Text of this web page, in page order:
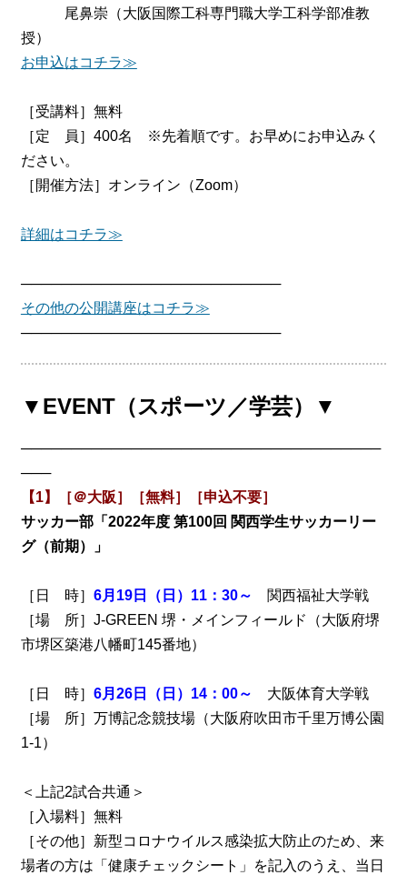
尾鼻崇（大阪国際工科専門職大学工科学部准教
授）
お申込はコチラ≫
［受講料］無料
［定 員］400名 ※先着順です。お早めにお申込みく
ださい。
［開催方法］オンライン（Zoom）
詳細はコチラ≫
──────────────────────────
その他の公開講座はコチラ≫
──────────────────────────
▼EVENT（スポーツ／学芸）▼
────────────────────────────────────
───
【1】［＠大阪］［無料］［申込不要］
サッカー部「2022年度 第100回 関西学生サッカーリー
グ（前期）」
［日 時］ 6月19日（日）11：30～
関西福祉大学戦
［場 所］J-GREEN 堺・メインフィールド（大阪府堺
市堺区築港八幡町145番地）
［日 時］ 6月26日（日）14：00～
大阪体育大学戦
［場 所］万博記念競技場（大阪府吹田市千里万博公園
1-1）
＜上記2試合共通＞
［入場料］無料
［その他］新型コロナウイルス感染拡大防止のため、来
場者の方は「健康チェックシート」を記入のうえ、当日